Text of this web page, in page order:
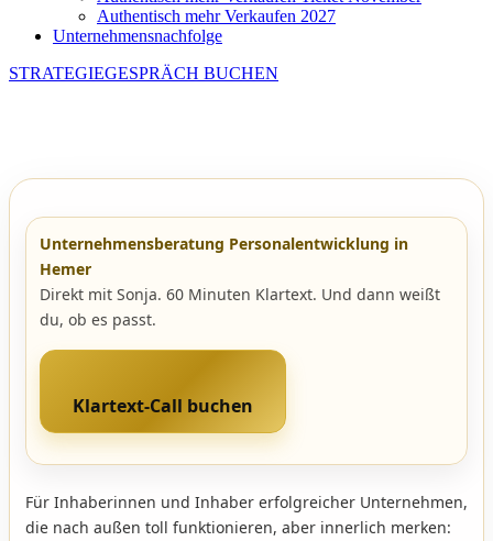
Authentisch mehr Verkaufen 2027
Unternehmensnachfolge
STRATEGIEGESPRÄCH BUCHEN
Unternehmensberatung Personalentwicklung in
Hemer
Direkt mit Sonja. 60 Minuten Klartext. Und dann weißt
du, ob es passt.
Klartext-Call buchen
Für Inhaberinnen und Inhaber erfolgreicher Unternehmen,
die nach außen toll funktionieren, aber innerlich merken: